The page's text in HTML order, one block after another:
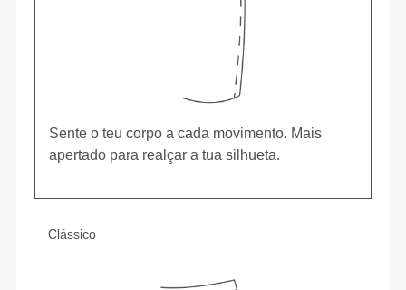
Sente o teu corpo a cada movimento. Mais
apertado para realçar a tua silhueta.
Clássico